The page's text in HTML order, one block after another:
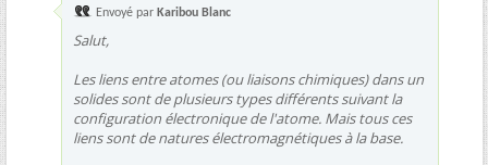
Envoyé par Karibou Blanc
Salut,
Les liens entre atomes (ou liaisons chimiques) dans un
solides sont de plusieurs types différents suivant la
configuration électronique de l'atome. Mais tous ces
liens sont de natures électromagnétiques à la base.